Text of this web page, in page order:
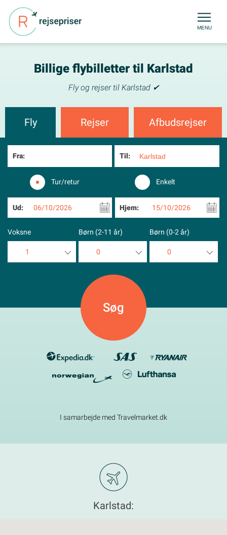
MENU
Billige flybilletter til Karlstad
Fly og rejser til Karlstad ✔
Fly Rejser Afbudsrejser
Fra: Til:
Tur/retur Enkelt
Ud: 06/10/2026 Hjem: 15/10/2026
Voksne
1
Børn (2-11 år)
0
5
Børn (0-2 år)
0
I samarbejde med Travelmarket.dk
Karlstad: